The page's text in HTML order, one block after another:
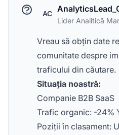
AC
Lider Analitică
Vreau să obțin date
comunitate despre
traficului din căutare.
Situația noastră:
Companie B2B SaaS
Trafic organic: -24%
Poziții în clasament: